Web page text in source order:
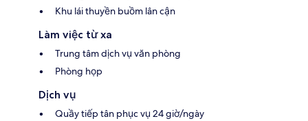
Khu lái thuyền buồm lân cận
Làm việc từ xa
Trung tâm dịch vụ văn phòng
Phòng họp
Dịch vụ
Quầy tiếp tân phục vụ 24 giờ/ngày